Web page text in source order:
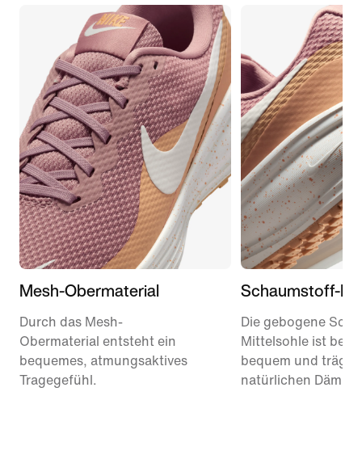
Mesh-Obermaterial
Durch das Mesh-
Obermaterial entsteht ein
bequemes, atmungsaktives
Tragegefühl.
Schaumstoff-
Die gebogene
Mittelsohle ist
bequem und trägt
natürlichen